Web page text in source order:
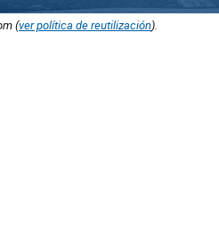
(ver política de reutilización).